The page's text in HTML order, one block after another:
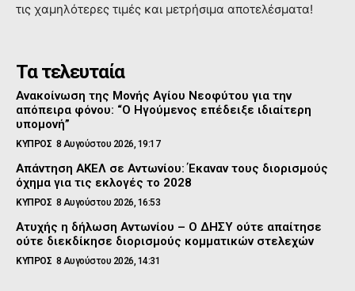
τις χαμηλότερες τιμές και μετρήσιμα αποτελέσματα!
Τα τελευταία
Ανακοίνωση της Μονής Αγίου Νεοφύτου για την
απόπειρα φόνου: “Ο Ηγούμενος επέδειξε ιδιαίτερη
υπομονή”
ΚΥΠΡΟΣ 8 Αυγούστου 2026, 19:17
Απάντηση ΑΚΕΛ σε Αντωνίου: Έκαναν τους διορισμούς
όχημα για τις εκλογές το 2028
ΚΥΠΡΟΣ 8 Αυγούστου 2026, 16:53
Ατυχής η δήλωση Αντωνίου – Ο ΔΗΣΥ ούτε απαίτησε
ούτε διεκδίκησε διορισμούς κομματικών στελεχών
ΚΥΠΡΟΣ 8 Αυγούστου 2026, 14:31